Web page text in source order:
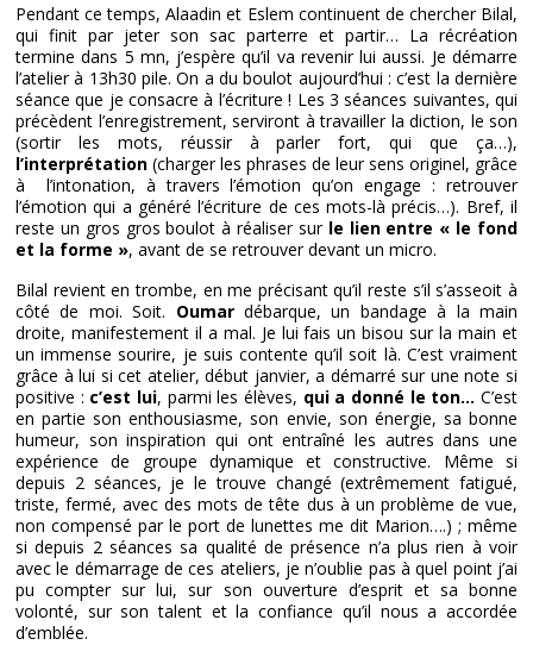
Pendant ce temps, Alaadin et Eslem continuent de chercher Bilal,
qui finit par jeter son sac parterre et partir… La récréation
termine dans 5 mn, j’espère qu’il va revenir lui aussi. Je démarre
l’atelier à 13h30 pile. On a du boulot aujourd’hui : c’est la dernière
séance que je consacre à l’écriture ! Les 3 séances suivantes, qui
précèdent l’enregistrement, serviront à travailler la diction, le son
(sortir les mots, réussir à parler fort, qui que ça…),
l’interprétation (charger les phrases de leur sens originel, grâce
à l’intonation, à travers l’émotion qu’on engage : retrouver
l’émotion qui a généré l’écriture de ces mots-là précis…). Bref, il
reste un gros gros boulot à réaliser surle lien entre « le fond
et la forme », avant de se retrouver devant un micro.
Bilal revient en trombe, en me précisant qu’il reste s’il s’asseoit à
côté de moi. Soit. Oumardébarque, un bandage à la main
droite, manifestement il a mal. Je lui fais un bisou sur la main et
un immense sourire, je suis contente qu’il soit là. C’est vraiment
grâce à lui si cet atelier, début janvier, a démarré sur une note si
positive : c’est lui, parmi les élèves, qui a donné le ton… C’est
en partie son enthousiasme, son envie, son énergie, sa bonne
humeur, son inspiration qui ont entraîné les autres dans une
expérience de groupe dynamique et constructive. Même si
depuis 2 séances, je le trouve changé (extrêmement fatigué,
triste, fermé, avec des mots de tête dus à un problème de vue,
non compensé par le port de lunettes me dit Marion….) ; même
si depuis 2 séances sa qualité de présence n’a plus rien à voir
avec le démarrage de ces ateliers, je n’oublie pas à quel point j’ai
pu compter sur lui, sur son ouverture d’esprit et sa bonne
volonté, sur son talent et la confiance qu’il nous a accordée
d’emblée.